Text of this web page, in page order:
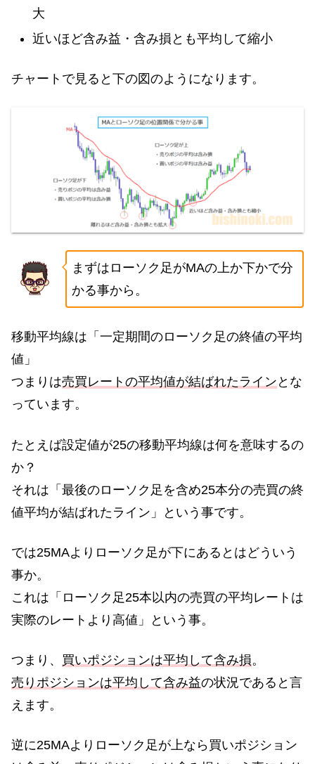
大
近いほど含み益・含み損とも平均して縮小
チャートで見ると下の図のようになります。
まずはローソク足がMAの上か下かで分
かる事から。
移動平均線は「一定期間のローソク足の終値の平均
値」
つまりは売買レートの平均値が結ばれたライン とな
っています。
たとえば設定値が25の移動平均線は何を意味するの
か？
それは「最後のローソク足を含め25本分の売買の終
値平均が結ばれたライン」という事です。
では25MAよりローソク足が下にあるとはどういう
事か。
これは「ローソク足25本以内の売買の平均レートは
実際のレートより高値」という事。
つまり、 買いポジションは平均して含み損。
売りポジションは平均して含み益の状況であると言
えます。
逆に25MAよりローソク足が上なら買いポジション